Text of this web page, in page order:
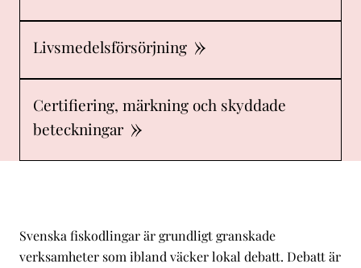
Livsmedelsförsörjning
Certifiering, märkning och skyddade
beteckningar
Svenska fiskodlingar är grundligt granskade
verksamheter som ibland väcker lokal debatt. Debatt är